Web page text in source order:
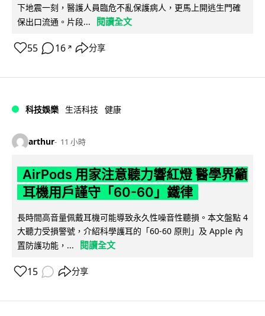
下地震一刻，醫護人員臨危不亂保護病人，更馬上開逃生門確
保出口流通。片段...
閱讀全文
55 16 ↗ 分享
科技娛樂 生活科技 健康
arthur 11 小時
AirPods 用家注意聽力響紅燈 醫學界籲
耳機用戶謹守「60-60」鐵律
長時間高音量佩戴耳機可能導致永久性噪音性聽損。本文盤點 4
大聽力受損警號，介紹科學護耳的「60-60 原則」及 Apple 內
置防護功能，...
閱讀全文
15 分享